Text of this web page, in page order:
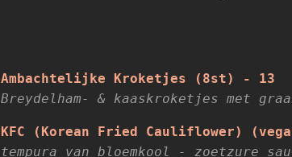
Ambachtelijke Kroketjes (8st) - 13
Breydelham- & kaaskroketjes met
KFC (Korean Fried Cauliflower)
tempura van bloemkool - zoetzure